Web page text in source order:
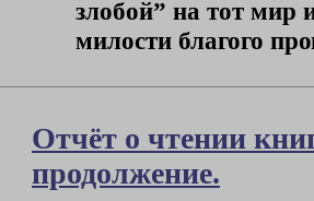
злобой” на тот мир
милости благого
Отчёт о чтении
продолжение.